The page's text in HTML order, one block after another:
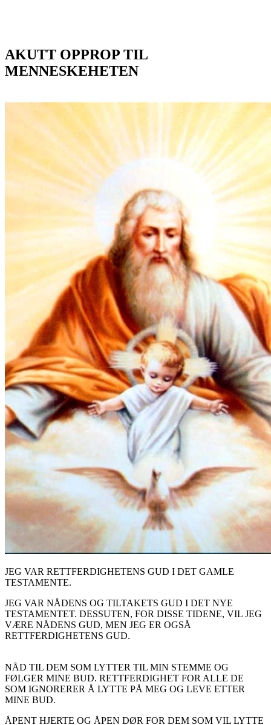
AKUTT OPPROP TIL
MENNESKEHETEN
JEG VAR RETTFERDIGHETENS GUD I DET GAMLE
TESTAMENTE.
JEG VAR NÅDENS OG TILTAKETS GUD I DET NYE
TESTAMENTET. DESSUTEN, FOR DISSE TIDENE, VIL JEG
VÆRE NÅDENS GUD, MEN JEG ER OGSÅ
RETTFERDIGHETENS GUD.
NÅD TIL DEM SOM LYTTER TIL MIN STEMME OG
FØLGER MINE BUD. RETTFERDIGHET FOR ALLE DE
SOM IGNORERER Å LYTTE PÅ MEG OG LEVE ETTER
MINE BUD.
ÅPENT HJERTE OG ÅPEN DØR FOR DEM SOM VIL LYTTE